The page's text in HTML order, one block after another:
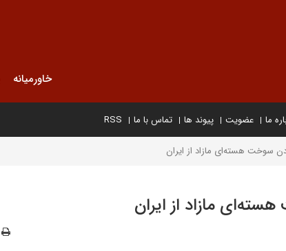
خاورمیانه
ما عضویت پیوند ها تماس با ما RSS
سوخت هسته‌ای مازاد از ایران
مازاد از ایران